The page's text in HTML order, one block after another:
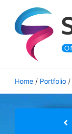
naar
inhoud
Home / Portfolio /